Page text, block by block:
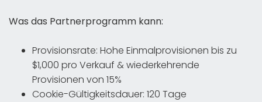
Was das Partnerprogramm kann:
Provisionsrate: Hohe Einmalprovisionen bis zu
$1,000 pro Verkauf & wiederkehrende
Provisionen von 15%
Cookie-Gültigkeitsdauer: 120 Tage